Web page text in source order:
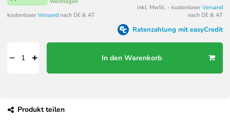
kostenloser Versand nach DE & AT
inkl. MwSt. - kostenloser Versand
nach DE & AT
Ratenzahlung mit easyCredit
In den Warenkorb
Produkt teilen